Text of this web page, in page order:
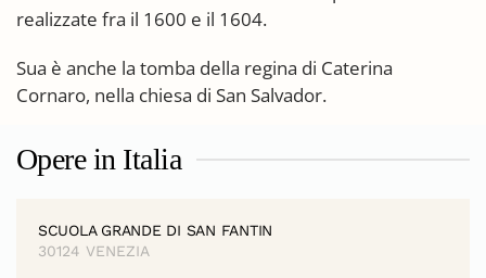
realizzate fra il 1600 e il 1604.
Sua è anche la tomba della regina di Caterina
Cornaro, nella chiesa di San Salvador.
Opere in Italia
SCUOLA GRANDE DI SAN FANTIN
30124 VENEZIA